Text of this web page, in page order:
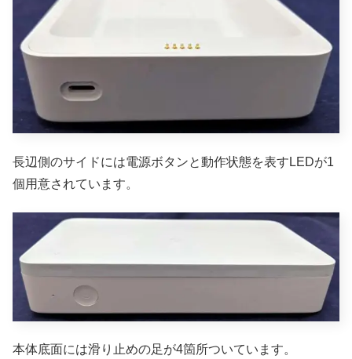
長辺側のサイドには電源ボタンと動作状態を表すLEDが1
個用意されています。
本体底面には滑り止めの足が4箇所ついています。